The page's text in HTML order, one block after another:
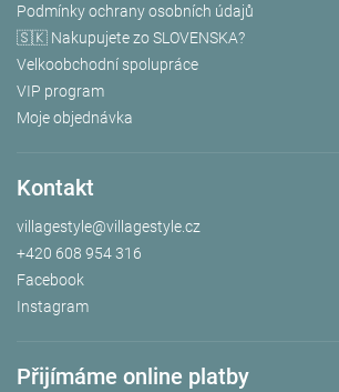
Podmínky ochrany osobních údajů
🇸🇰 Nakupujete zo SLOVENSKA?
Velkoobchodní spolupráce
VIP program
Moje objednávka
Kontakt
villagestyle@villagestyle.cz
+420 608 954 316
Facebook
Instagram
Přijímáme online platby